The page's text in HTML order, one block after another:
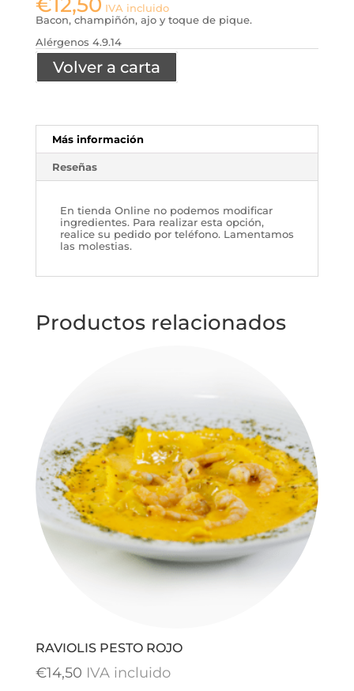
IVA incluido
Bacon, champiñón, ajo y toque de pique.
Alérgenos 4.9.14
Volver a carta
Más información
Reseñas
En tienda Online no podemos modificar
ingredientes. Para realizar esta opción,
realice su pedido por teléfono. Lamentamos
las molestias.
Productos relacionados
RAVIOLIS PESTO ROJO
€14,50 IVA incluido